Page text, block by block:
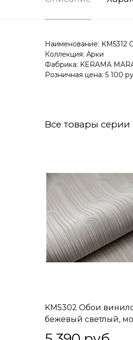
Наименование: KM5312
Коллекция: Арки
Фабрика: KERAMA
Розничная цена: 5 100
Все товары серии
KM5302 Обои
бежевый светлый,
(1, Т F) прямая